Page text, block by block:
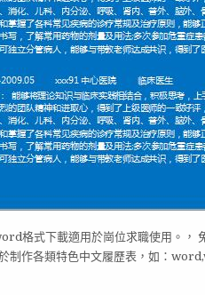
格式下載適用於崗位求職使用。，
制作各類特色中文履歷表，如：